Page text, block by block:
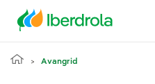
Avangrid